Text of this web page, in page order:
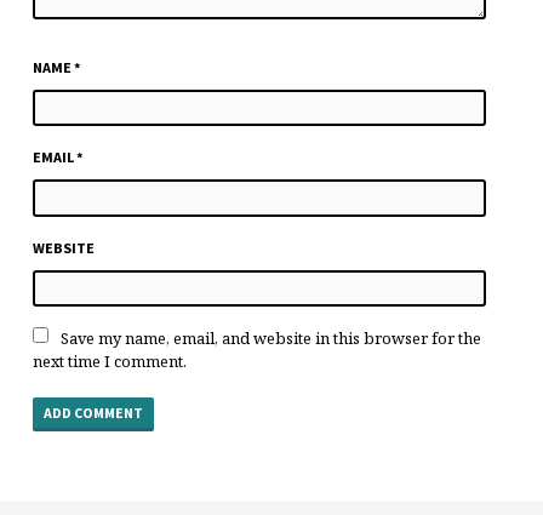
NAME *
EMAIL*
WEBSITE
Save my name, email, and website in this browser for the
next time I comment.